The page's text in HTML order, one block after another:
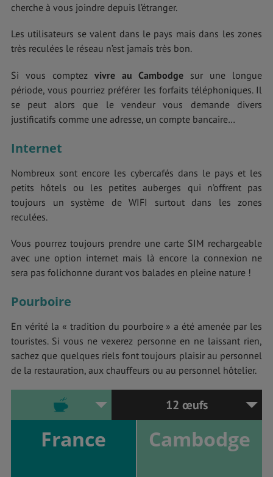
cherche à vous joindre depuis l’étranger.
Les utilisateurs se valent dans le pays mais dans les zones
très reculées le réseau n’est jamais très bon.
Si vous comptez vivre au Cambodge sur une longue
période, vous pourriez préférer les forfaits téléphoniques. Il
se peut alors que le vendeur vous demande divers
justificatifs comme une adresse, un compte bancaire…
Internet
Nombreux sont encore les cybercafés dans le pays et les
petits hôtels ou les petites auberges qui n’offrent pas
toujours un système de WIFI surtout dans les zones
reculées.
Vous pourrez toujours prendre une carte SIM rechargeable
avec une option internet mais là encore la connexion ne
sera pas folichonne durant vos balades en pleine nature !
Pourboire
En vérité la « tradition du pourboire » a été amenée par les
touristes. Si vous ne vexerez personne en ne laissant rien,
sachez que quelques riels font toujours plaisir au personnel
de la restauration, aux chauffeurs ou au personnel hôtelier.
12 œufs
France Cambodge